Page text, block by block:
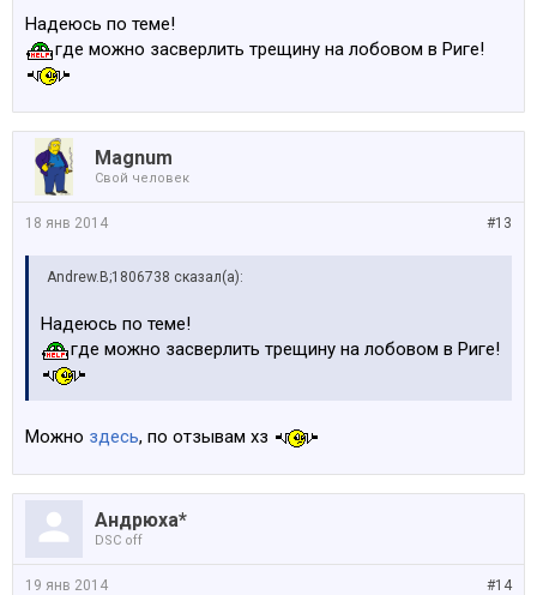
Надеюсь по теме!
где можно засверлить трещину на лобовом в Риге!
Magnum
Свой человек
#13
18 янв 2014
Andrew.B;1806738 сказал(а):
Надеюсь по теме!
где можно засверлить трещину на лобовом в Риге!
Можно здесь, по отзывам хз
Андрюха*
DSC off
#14
19 янв 2014